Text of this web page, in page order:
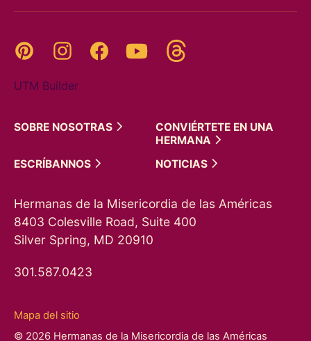
Pinterest InstagramFacebookYouTube
UTM Builder
SOBRE NOSOTRAS
CONVIÉRTETE EN UNA
HERMANA
ESCRÍBANNOS
NOTICIAS
Hermanas de la Misericordia de las Américas
8403 Colesville Road, Suite 400
Silver Spring, MD 20910
301.587.0423
Mapa del sitio
© 2026 Hermanas de la Misericordia de las Américas